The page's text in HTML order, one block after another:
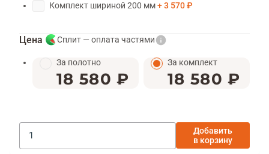
Комплект шириной 200 мм 3 570 ₽
Цена Сплит — оплата частями
За полотно
18 580 ₽
За комплект
18 580 ₽
Добавить
в корзину